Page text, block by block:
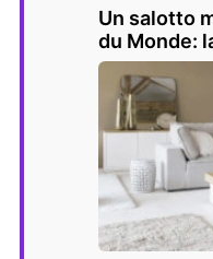
Un salotto
du Monde: